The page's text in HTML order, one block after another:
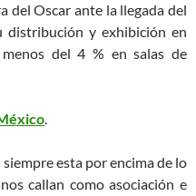
del Oscar ante la llegada del
distribución y exhibición en
del 4 % en salas de
.
siempre esta por encima de lo
callan como asociación e